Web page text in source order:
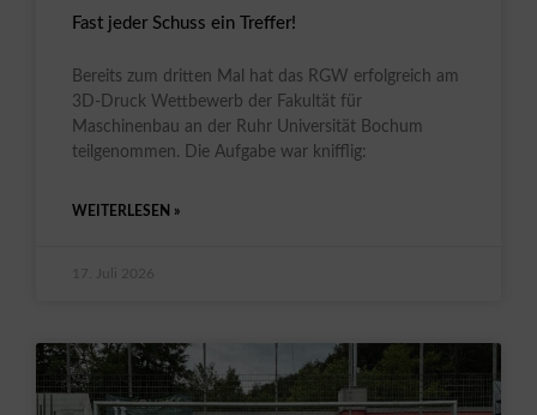
Fast jeder Schuss ein Treffer!
Bereits zum dritten Mal hat das RGW erfolgreich am
3D-Druck Wettbewerb der Fakultät für
Maschinenbau an der Ruhr Universität Bochum
teilgenommen. Die Aufgabe war knifflig:
WEITERLESEN »
17. Juli 2026